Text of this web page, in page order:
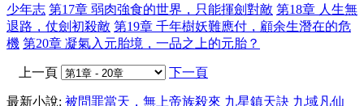
少年志 第17章 弱肉強食的世界，只能揮劍對敵 第18章 人生無
退路，仗劍初殺敵 第19章 千年樹妖難應付，顧余生潛在的危
機 第20章 凝氣入元胎境，一品之上的元胎？
上一頁 下一頁
最新小說: 被問罪當天，無上帝族殺來 九星鎮天訣 九域凡仙